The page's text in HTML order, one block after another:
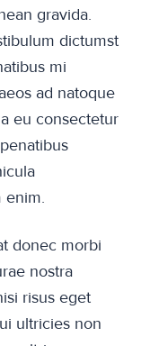
gravida.
dictumst
mi
ad natoque
eu consectetur
enim.
donec morbi
nostra
risus eget
ultricies non